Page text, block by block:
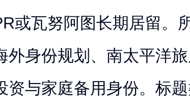
或瓦努阿图长期居留。
外身份规划、南太平洋
资与家庭备用身份。标